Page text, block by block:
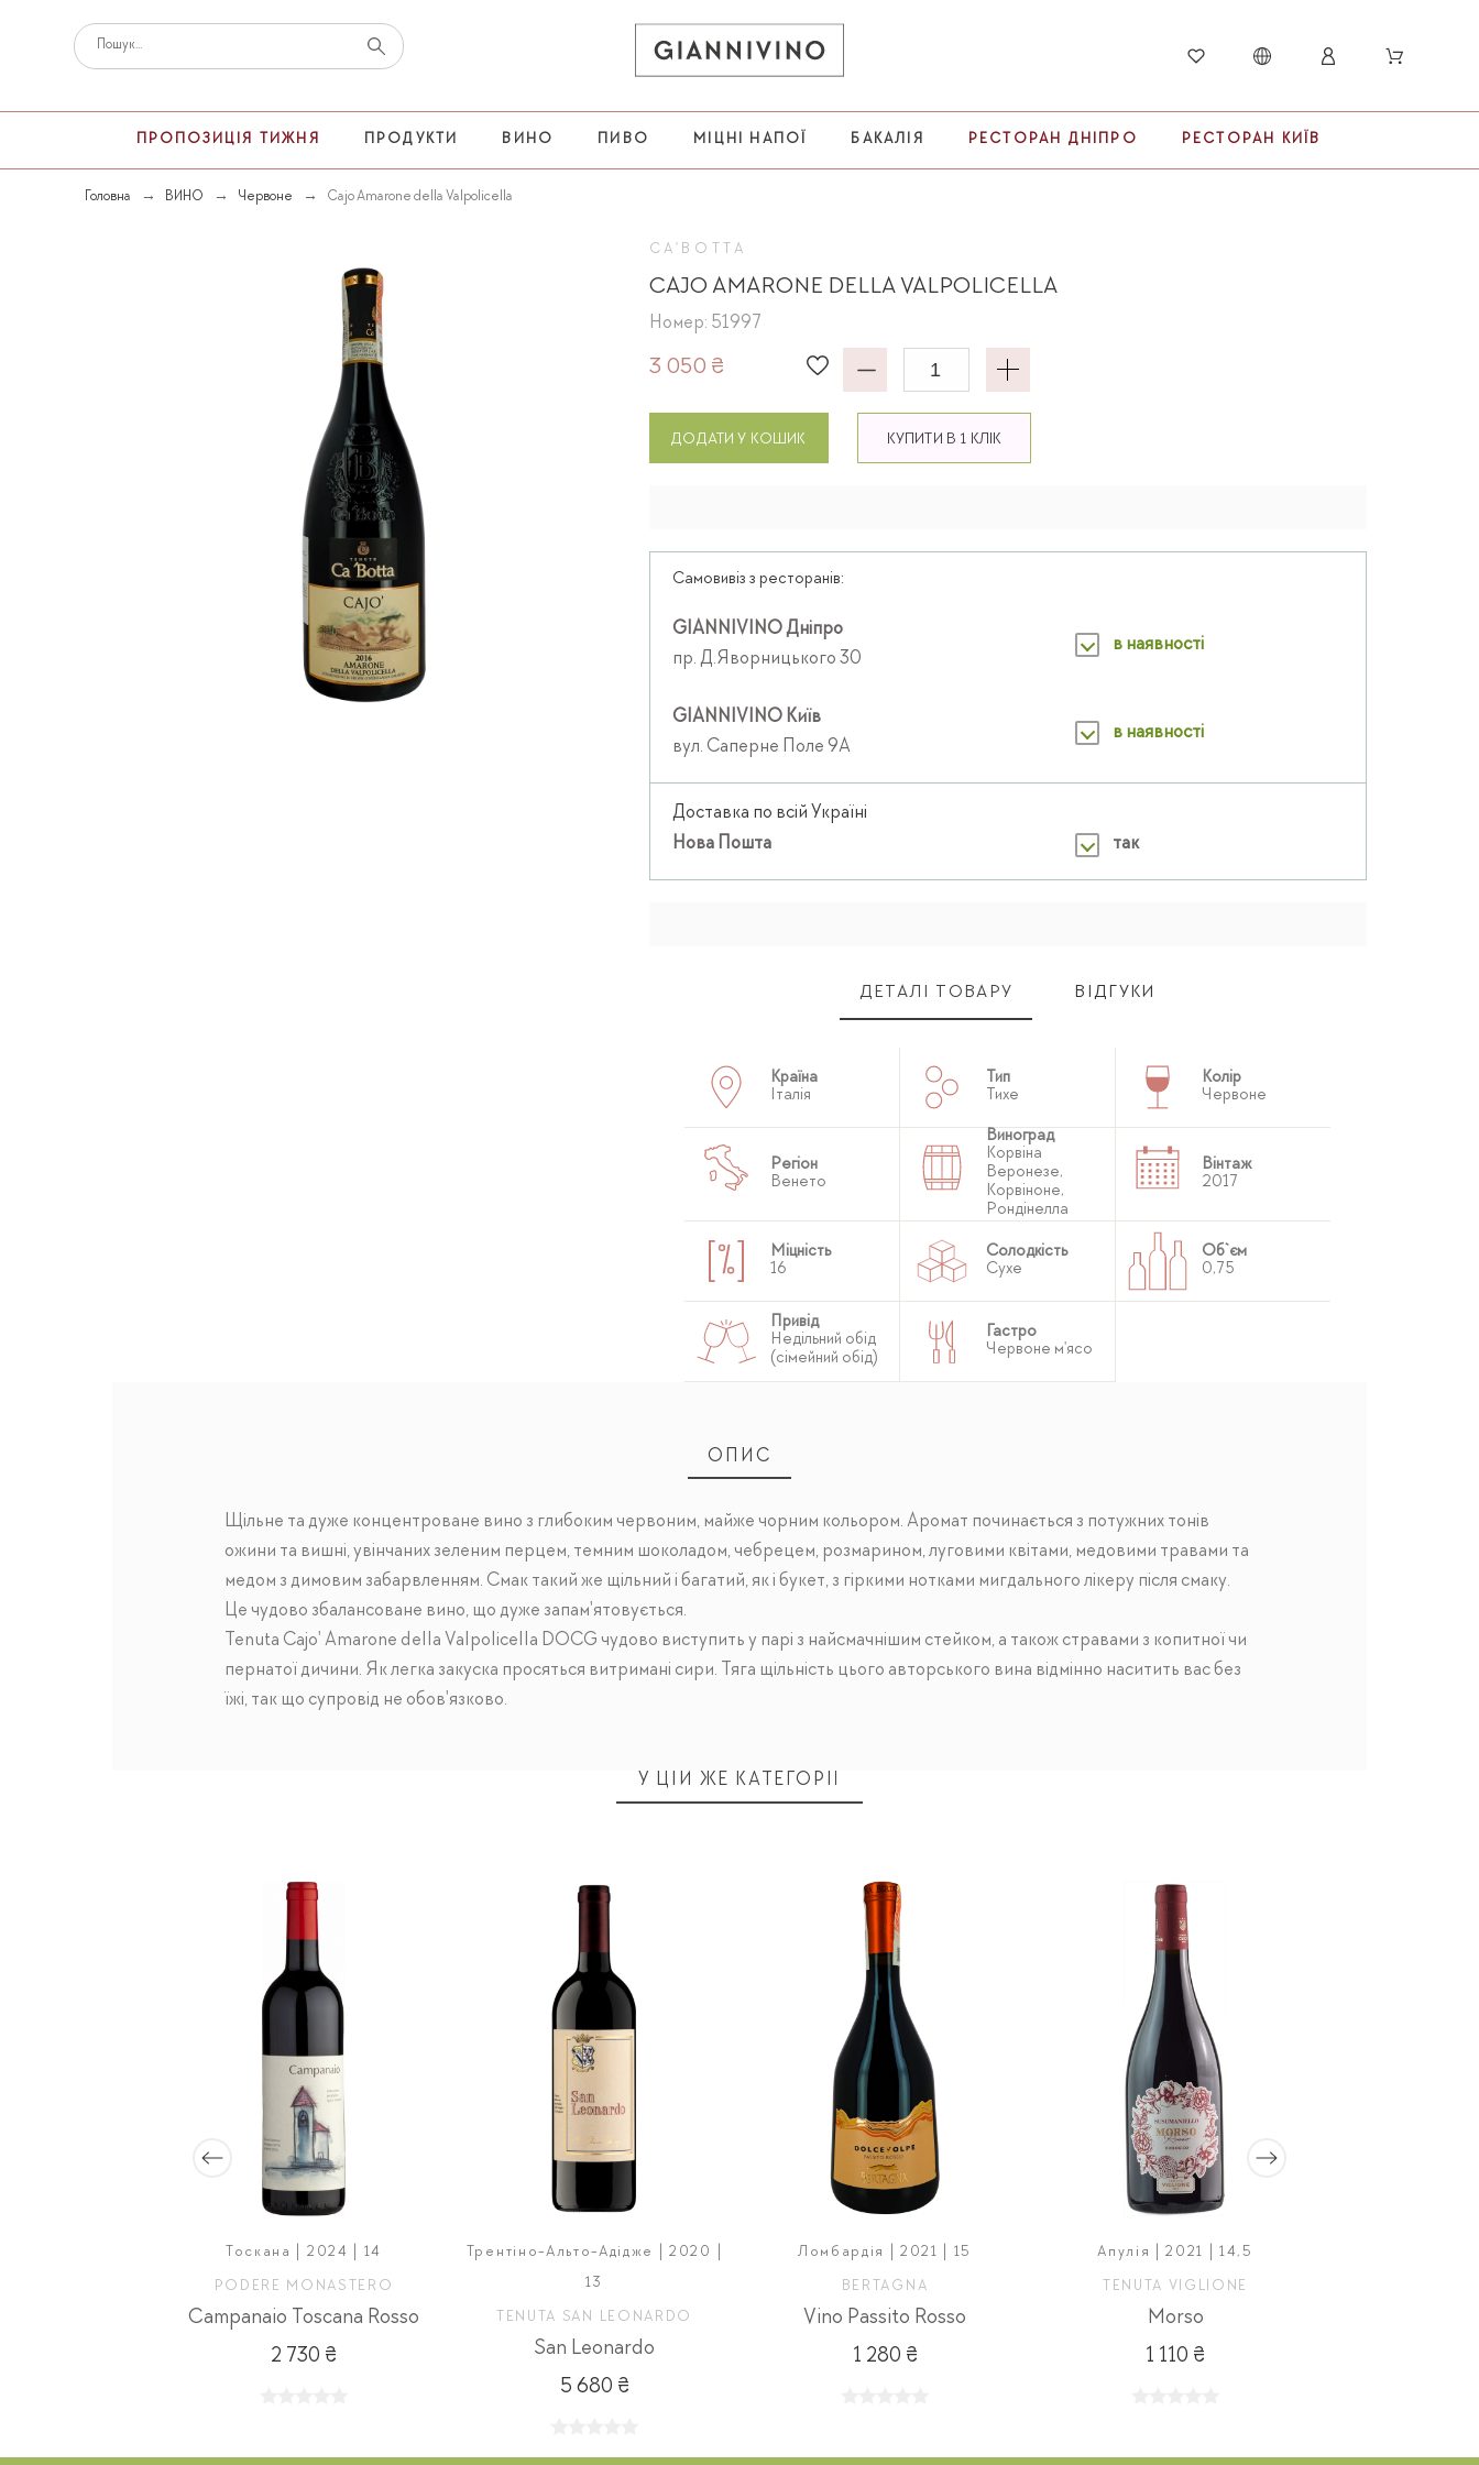
ПРОПОЗИЦІЯ ТИЖНЯ ПРОДУКТИ ВИНО ПИВО МІЦНІ НАПОЇ БАКАЛІЯ РЕСТОРАН ДНІПРО РЕСТОРАН КИЇВ
Головна ВИНО Червоне Cajo Amarone della Valpolicella
CA'BOTTA
CAJO AMARONE DELLA VALPOLICELLA
Номер: 51997
3 050 ₴
ДОДАТИ У КОШИК КУПИТИ В 1 КЛІК
Самовивіз з ресторанів:
GIANNIVINO Дніпро
пр. Д.Яворницького 30
в наявності
GIANNIVINO Київ
вул. Саперне Поле 9А
в наявності
Доставка по всій Україні
Нова Пошта
так
ДЕТАЛІ ТОВАРУ ВІДГУКИ
Країна
Італія
Тип
Тихе
Колір
Червоне
Регіон
Венето
Виноград
Корвіна
Веронезе,
Корвіноне,
Рондінелла
Вінтаж
2017
Міцність
16
Солодкість
Сухе
Об`єм
0,75
Привід
Недільний обід
(сімейний обід)
Гастро
Червоне м'ясо
ОПИС
Щільне та дуже концентроване вино з глибоким червоним, майже чорним кольором. Аромат починається з потужних тонів
ожини та вишні, увінчаних зеленим перцем, темним шоколадом, чебрецем, розмарином, луговими квітами, медовими травами та
медом з димовим забарвленням. Смак такий же щільний і багатий, як і букет, з гіркими нотками мигдального лікеру після смаку.
Це чудово збалансоване вино, що дуже запам'ятовується.
Tenuta Cajo' Amarone della Valpolicella DOCG чудово виступить у парі з найсмачнішим стейком, а також стравами з копитної чи
пернатої дичини. Як легка закуска просяться витримані сири. Тяга щільність цього авторського вина відмінно наситить вас без
їжі, так що супровід не обов'язково.
У ЦІЙ ЖЕ КАТЕГОРІЇ
Тоскана | 2024 | 14
PODERE MONASTERO
Campanaio Toscana Rosso
2 730 ₴
Трентіно-Альто-Адідже | 2020 |
13
TENUTA SAN LEONARDO
San Leonardo
5 680 ₴
Ломбардія | 2021 | 15
BERTAGNA
Vino Passito Rosso
1 280 ₴
Апулія | 2021 | 14,5
TENUTA VIGLIONE
Morso
1 110 ₴